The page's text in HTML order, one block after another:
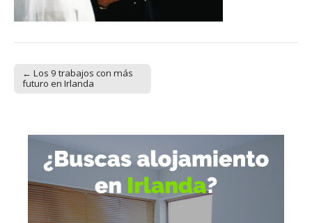
Post navigation
← Los 9 trabajos con más
futuro en Irlanda